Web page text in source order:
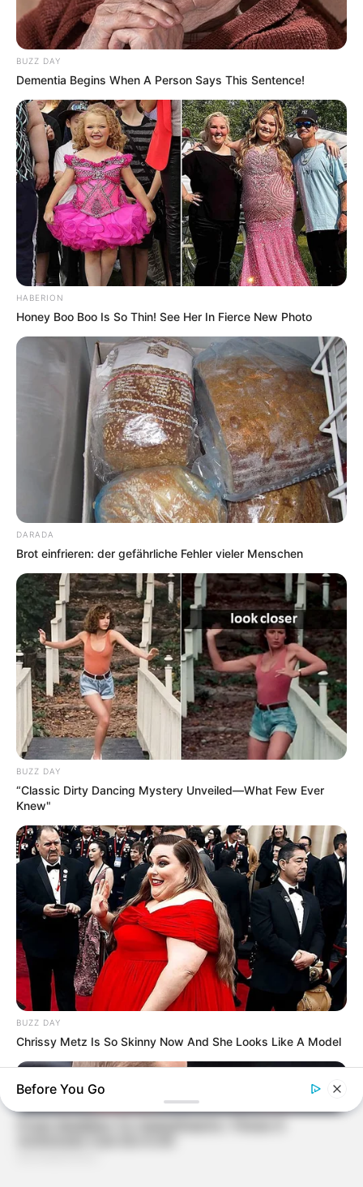
BUZZ DAY
Dementia Begins When A Person Says This Sentence!
HABERION
Honey Boo Boo Is So Thin! See Her In Fierce New Photo
DARADA
Brot einfrieren: der gefährliche Fehler vieler Menschen
BUZZ DAY
“Classic Dirty Dancing Mystery Unveiled—What Few Ever
Knew"
BUZZ DAY
Chrissy Metz Is So Skinny Now And She Looks Like A Model
Before You Go